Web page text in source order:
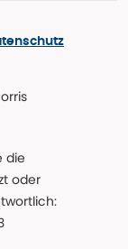
die
oder